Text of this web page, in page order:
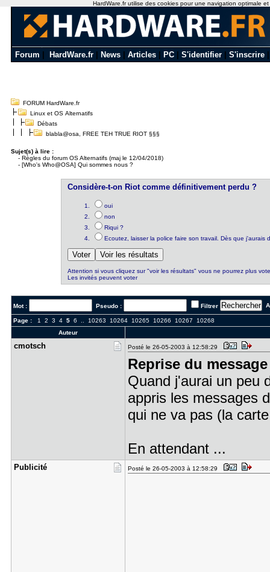
Forum HardWare.fr News Articles PC S'identifier S'inscrire
FORUM HardWare.fr
Linux et OS Alternatifs
Débats
blabla@osa, FREE TEH TRUE RIOT §§§
Sujet(s) à lire :
- Règles du forum OS Alternatifs (maj le 12/04/2018)
- [Who's Who@OSA] Qui sommes nous ?
Considère-t-on Riot comme définitivement perdu ?
oui
non
Riqui ?
Ecoutez, laisser la police faire son travail. Dès que j'aurais
Attention si vous cliquez sur "voir les résultats" vous ne pourrez plus
Les invités peuvent voter
Mot : Pseudo : Filtrer
Page : 1 2 3 4 5 6 10263 10264 10265 10266 10267
10268
Auteur
cmotsch Posté le 26-05-2003 à 12:58:29
Reprise du
Quand j'aurai un peu
appris les messages
qui ne va pas (la
En attendant ...
Publicité Posté le 26-05-2003 à 12:58:29
HardWare.fr utilise des cookies pour une navigation optimale